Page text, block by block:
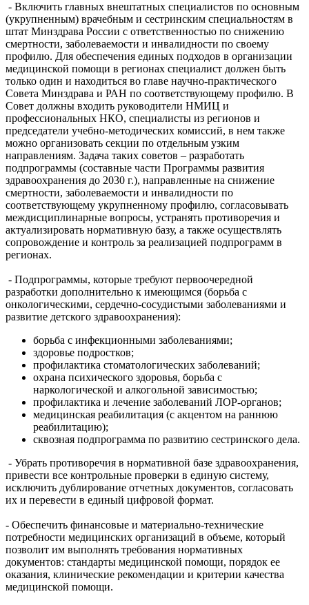
- Включить главных внештатных специалистов по основным
(укрупненным) врачебным и сестринским специальностям в
штат Минздрава России с ответственностью по снижению
смертности, заболеваемости и инвалидности по своему
профилю. Для обеспечения единых подходов в организации
медицинской помощи в регионах специалист должен быть
только один и находиться во главе научно-практического
Совета Минздрава и РАН по соответствующему профилю. В
Совет должны входить руководители НМИЦ и
профессиональных НКО, специалисты из регионов и
председатели учебно-методических комиссий, в нем также
можно организовать секции по отдельным узким
направлениям. Задача таких советов – разработать
подпрограммы (составные части Программы развития
здравоохранения до 2030 г.), направленные на снижение
смертности, заболеваемости и инвалидности по
соответствующему укрупненному профилю, согласовывать
междисциплинарные вопросы, устранять противоречия и
актуализировать нормативную базу, а также осуществлять
сопровождение и контроль за реализацией подпрограмм в
регионах.
- Подпрограммы, которые требуют первоочередной
разработки дополнительно к имеющимся (борьба с
онкологическими, сердечно-сосудистыми заболеваниями и
развитие детского здравоохранения):
борьба с инфекционными заболеваниями;
здоровье подростков;
профилактика стоматологических заболеваний;
охрана психического здоровья, борьба с
наркологической и алкогольной зависимостью;
профилактика и лечение заболеваний ЛОР-органов;
медицинская реабилитация (с акцентом на раннюю
реабилитацию);
сквозная подпрограмма по развитию сестринского дела.
- Убрать противоречия в нормативной базе здравоохранения,
привести все контрольные проверки в единую систему,
исключить дублирование отчетных документов, согласовать
их и перевести в единый цифровой формат.
- Обеспечить финансовые и материально-технические
потребности медицинских организаций в объеме, который
позволит им выполнять требования нормативных
документов: стандарты медицинской помощи, порядок ее
оказания, клинические рекомендации и критерии качества
медицинской помощи.